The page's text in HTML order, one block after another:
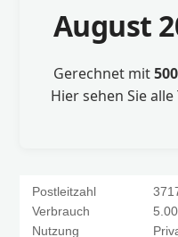
August
Gerechnet mit
Hier sehen Sie